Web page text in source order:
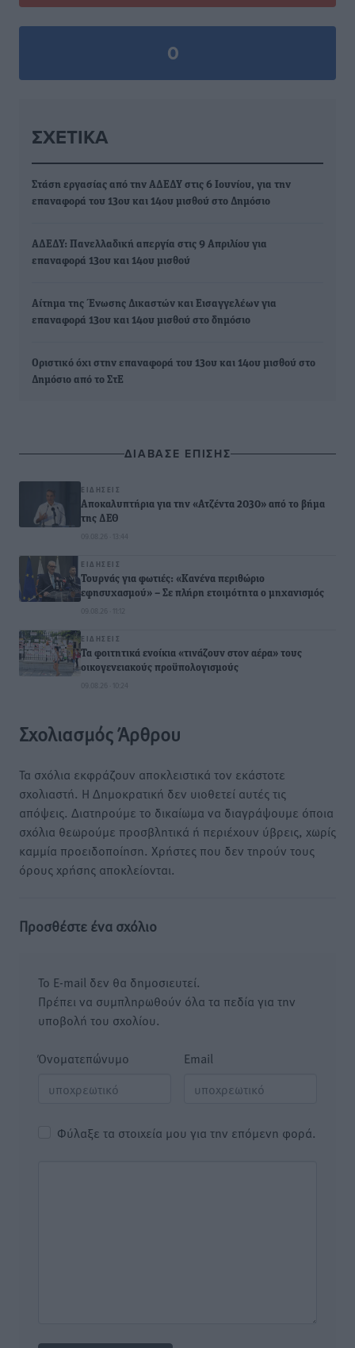
0
ΣΧΕΤΙΚΆ
Στάση εργασίας από την ΑΔΕΔΥ στις 6 Ιουνίου, για την
επαναφορά του 13ου και 14ου μισθού στο Δημόσιο
ΑΔΕΔΥ: Πανελλαδική απεργία στις 9 Απριλίου για
επαναφορά 13ου και 14ου μισθού
Αίτημα της Ένωσης Δικαστών και Εισαγγελέων για
επαναφορά 13ου και 14ου μισθού στο δημόσιο
Οριστικό όχι στην επαναφορά του 13ου και 14ου μισθού στο
Δημόσιο από το ΣτΕ
ΔΙΑΒΑΣΕ ΕΠΙΣΗΣ
ΕΙΔΉΣΕΙΣ
Αποκαλυπτήρια για την «Ατζέντα 2030» από το βήμα
της ΔΕΘ
09.08.26 · 13:44
ΕΙΔΉΣΕΙΣ
Τουρνάς για φωτιές: «Κανένα περιθώριο
εφησυχασμού» – Σε πλήρη ετοιμότητα ο μηχανισμός
09.08.26 · 11:12
ΕΙΔΉΣΕΙΣ
Τα φοιτητικά ενοίκια «τινάζουν στον αέρα» τους
οικογενειακούς προϋπολογισμούς
09.08.26 · 10:24
Σχολιασμός Άρθρου
Τα σχόλια εκφράζουν αποκλειστικά τον εκάστοτε
σχολιαστή. Η Δημοκρατική δεν υιοθετεί αυτές τις
απόψεις. Διατηρούμε το δικαίωμα να διαγράψουμε όποια
σχόλια θεωρούμε προσβλητικά ή περιέχουν ύβρεις, χωρίς
καμμία προειδοποίηση. Χρήστες που δεν τηρούν τους
όρους χρήσης αποκλείονται.
Προσθέστε ένα σχόλιο
Το E-mail δεν θα δημοσιευτεί.
Πρέπει να συμπληρωθούν όλα τα πεδία για την
υποβολή του σχολίου.
Όνοματεπώνυμο Email
Φύλαξε τα στοιχεία μου για την επόμενη φορά.